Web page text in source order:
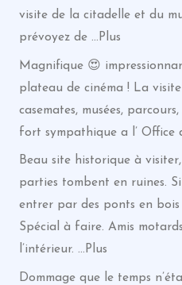
visite de la citadelle et du
prévoyez de …Plus
Magnifique 😍
plateau de cinéma ! La
casemates, musées,
fort sympathique a l’ Office
Beau site historique à
parties tombent en ruines.
entrer par des ponts en bois
Spécial à faire. Amis
l’intérieur. …Plus
Dommage que le temps